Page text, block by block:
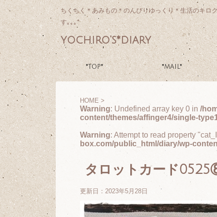
ちくちく＊あみもの＊のんびりゆっくり＊生活のキロ
す｡｡｡*
yochiro's*diary
*TOP* *MAIL*
HOME >
Warning: Undefined array key 0 in /
content/themes/affinger4/single-
Warning: Attempt to read property
box.com/public_html/diary/wp-
タロットカード
更新日： 2023年5月28日